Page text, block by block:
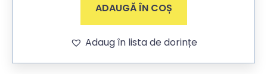
ADAUGĂ ÎN COȘ
Adaug în lista de dorințe